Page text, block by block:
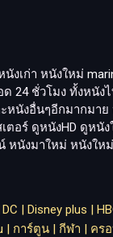
งเก่า หนังใหม่
24 ชั่วโมง ทั้งหนัง
หนังอื่นๆอีกมากมาย
เตอร์ ดูหนังHD ดูหนั
หนังมาใหม่ หนังให
DC | Disney plus |
| การ์ตูน | กีฬา | คร